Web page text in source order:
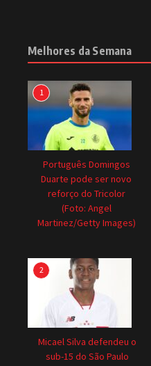
Melhores da Semana
1
Português Domingos
Duarte pode ser novo
reforço do Tricolor
(Foto: Angel
Martinez/Getty Images)
2
Micael Silva defendeu o
sub-15 do São Paulo